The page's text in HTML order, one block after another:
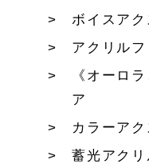
ボイスアク
アクリル
《オーロ
ア
カラーアク
蓄光アクリ